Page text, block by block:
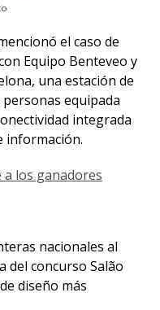
el caso de
Equipo Benteveo y
una estación de
equipada
integrada
información.
a los ganadores
nacionales al
del concurso Salão
diseño más